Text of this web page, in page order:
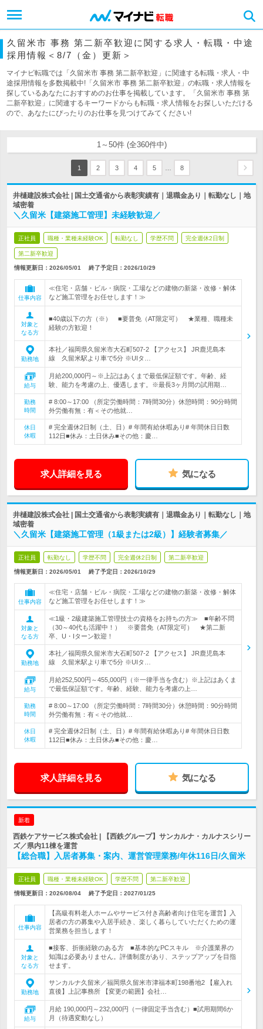
久留米市 事務 第二新卒歓迎に関する求人・転職・中途
採用情報＜8/7（金）更新＞
マイナビ転職では「久留米市 事務 第二新卒歓迎」に関連する転職・求人・中
途採用情報を多数掲載中!「久留米市 事務 第二新卒歓迎」の転職・求人情報を
探しているあなたにおすすめのお仕事を掲載しています。「久留米市 事務 第
二新卒歓迎」に関連するキーワードからも転職・求人情報をお探しいただける
ので、あなたにぴったりのお仕事を見つけてみてください!
1～50件 (全360件中)
1 2 3 4 5 8
井樋建設株式会社 | 国土交通省から表彰実績有｜退職金あり｜転勤なし｜地
域密着
＼久留米【建築施工管理】未経験歓迎／
正社員 職種・業種未経験OK 転勤なし 学歴不問 完全週休2日制
第二新卒歓迎
情報更新日：2026/05/01 終了予定日： 2026/10/29
仕事内容
≪住宅・店舗・ビル・病院・工場などの建物の新築・改修・解体
など施工管理をお任せします！≫
対象と
なる方
■40歳以下の方（※） ■要普免（AT限定可） ★業種、職種未
経験の方歓迎！
勤務地
本社／福岡県久留米市大石町507-2 【アクセス】 JR鹿児島本
線 久留米駅より車で5分 ※UIタ…
給与
月給200,000円～※上記はあくまで最低保証額です。年齢、経
験、能力を考慮の上、優遇します。※最長3ヶ月間の試用期…
勤務
時間
# 8:00～17:00 （所定労働時間：7時間30分）休憩時間：90分時間
外労働有無：有＜その他就…
休日
休暇
# 完全週休2日制（土、日）# 年間有給休暇あり# 年間休日日数
112日■休み：土日休み■その他：慶…
求人詳細を見る 気になる
井樋建設株式会社 | 国土交通省から表彰実績有｜退職金あり｜転勤なし｜地
域密着
＼久留米【建築施工管理（1級または2級）】経験者募集／
正社員 転勤なし 学歴不問 完全週休2日制 第二新卒歓迎
情報更新日：2026/05/01 終了予定日： 2026/10/29
仕事内容
≪住宅・店舗・ビル・病院・工場などの建物の新築・改修・解体
など施工管理をお任せします！≫
対象と
なる方
≪1級・2級建築施工管理技士の資格をお持ちの方≫ ■年齢不問
（30～40代も活躍中！） ※要普免（AT限定可） ★第二新
卒、U・Iターン歓迎！
勤務地
本社／福岡県久留米市大石町507-2 【アクセス】 JR鹿児島本
線 久留米駅より車で5分 ※UIタ…
給与
月給252,500円～455,000円（※一律手当を含む）※上記はあくま
で最低保証額です。年齢、経験、能力を考慮の上…
勤務
時間
# 8:00～17:00 （所定労働時間：7時間30分）休憩時間：90分時間
外労働有無：有＜その他就…
休日
休暇
# 完全週休2日制（土、日）# 年間有給休暇あり# 年間休日日数
112日■休み：土日休み■その他：慶…
求人詳細を見る 気になる
新着
西鉄ケアサービス株式会社 | 【西鉄グループ】サンカルナ・カルナスシリー
ズ／県内11棟を運営
【総合職】入居者募集・案内、運営管理業務/年休116日/久留米
正社員 職種・業種未経験OK 学歴不問 第二新卒歓迎
情報更新日：2026/08/04 終了予定日： 2027/01/25
仕事内容
【高級有料老人ホームやサービス付き高齢者向け住宅を運営】入
居者の方の募集や入居手続き、楽しく暮らしていただくための運
営業務を担当します！
対象と
なる方
■接客、折衝経験のある方 ■基本的なPCスキル ※介護業界の
知識は必要ありません。評価制度があり、ステップアップを目指
せます。
勤務地
サンカルナ久留米／福岡県久留米市津福本町198番地2 【雇入れ
直後】上記事務所 【変更の範囲】会社…
給与
月給 190,000円～232,000円（一律固定手当含む）■試用期間6か
月（待遇変動なし）